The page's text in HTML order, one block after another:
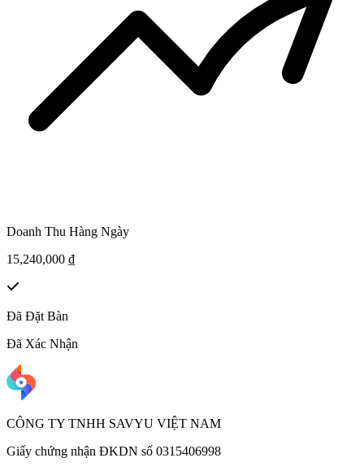
Doanh Thu Hàng Ngày
15,240,000 ₫
Đã Đặt Bàn
Đã Xác Nhận
CÔNG TY TNHH SAVYU VIỆT NAM
Giấy chứng nhận ĐKDN số 0315406998